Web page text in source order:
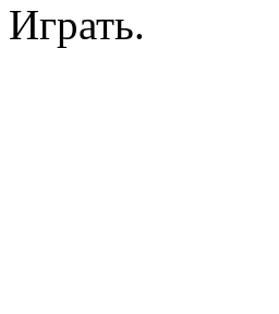
Играть.